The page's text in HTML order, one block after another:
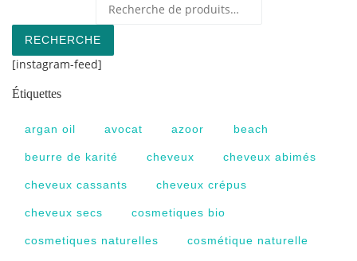
RECHERCHE
[instagram-feed]
Étiquettes
argan oil avocat azoor beach
beurre de karité cheveux cheveux abimés
cheveux cassants cheveux crépus
cheveux secs cosmetiques bio
cosmetiques naturelles cosmétique naturelle